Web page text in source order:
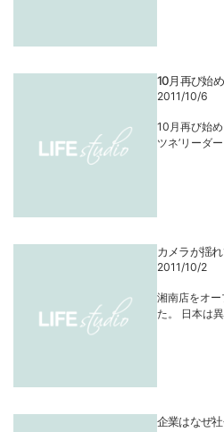
10月再び始め
2011/10/6
10月再び始
ツネ’リーダー
カメラが揺
2011/10/2
湘南店をオ
た。 日本は
企業はなぜ